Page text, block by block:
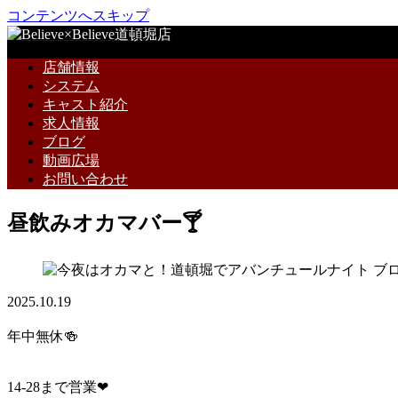
コンテンツへスキップ
店舗情報
システム
キャスト紹介
求人情報
ブログ
動画広場
お問い合わせ
昼飲みオカマバー🍸
ブ
2025.10.19
年中無休🍻
14-28まで営業❤